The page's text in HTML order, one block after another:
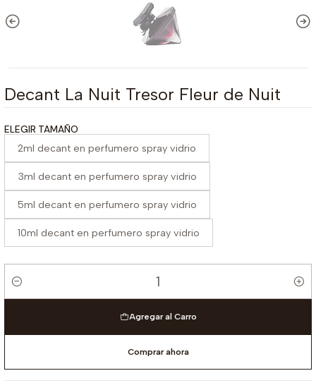
Decant La Nuit Tresor Fleur de Nuit
ELEGIR TAMAÑO
2ml decant en perfumero spray vidrio
3ml decant en perfumero spray vidrio
5ml decant en perfumero spray vidrio
10ml decant en perfumero spray vidrio
Cantidad
Agregar al Carro
Comprar ahora